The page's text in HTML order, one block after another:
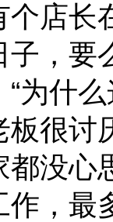
个店长
子，要
“为什
板很讨
都没心
作，最